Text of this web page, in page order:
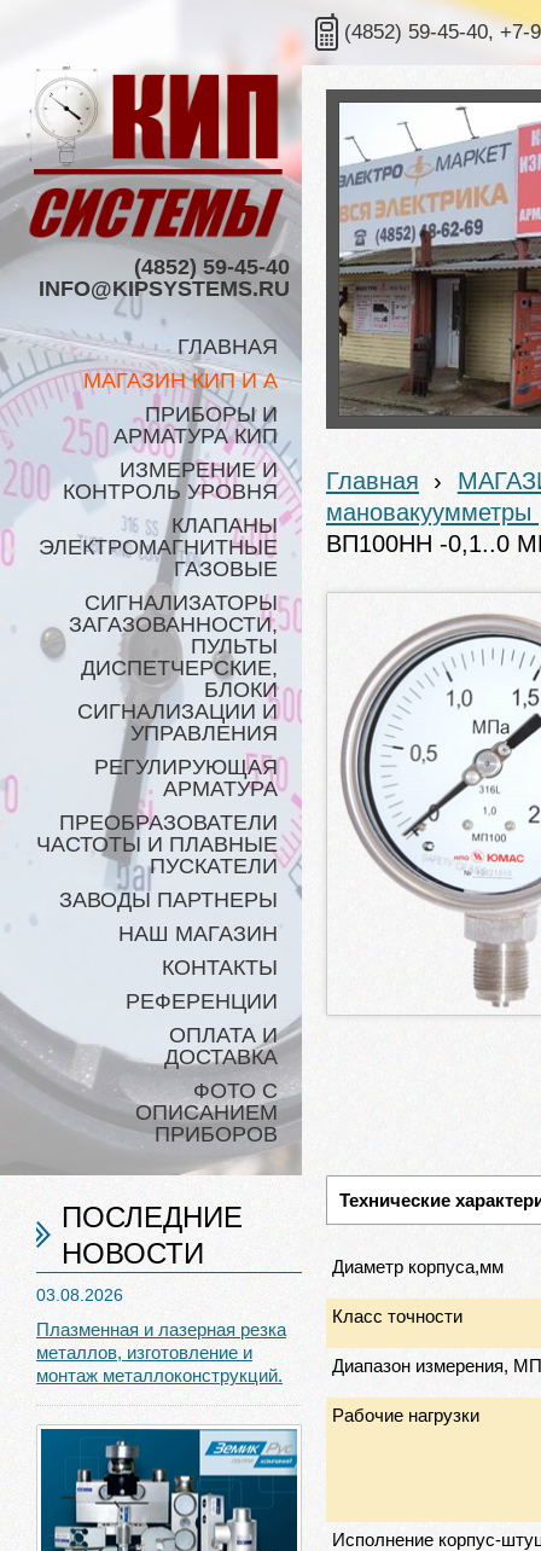
(4852) 59-45-40, +7-
(4852) 59-45-40
INFO@KIPSYSTEMS.RU
ГЛАВНАЯ
МАГАЗИН КИП И А
ПРИБОРЫ И
АРМАТУРА КИП
ИЗМЕРЕНИЕ И
КОНТРОЛЬ УРОВНЯ
КЛАПАНЫ
ЭЛЕКТРОМАГНИТНЫЕ
ГАЗОВЫЕ
СИГНАЛИЗАТОРЫ
ЗАГАЗОВАННОСТИ,
ПУЛЬТЫ
ДИСПЕТЧЕРСКИЕ,
БЛОКИ
СИГНАЛИЗАЦИИ И
УПРАВЛЕНИЯ
РЕГУЛИРУЮЩАЯ
АРМАТУРА
ПРЕОБРАЗОВАТЕЛИ
ЧАСТОТЫ И ПЛАВНЫЕ
ПУСКАТЕЛИ
ЗАВОДЫ ПАРТНЕРЫ
НАШ МАГАЗИН
КОНТАКТЫ
РЕФЕРЕНЦИИ
ОПЛАТА И
ДОСТАВКА
ФОТО С
ОПИСАНИЕМ
ПРИБОРОВ
ПОСЛЕДНИЕ
НОВОСТИ
03.08.2026
Плазменная и лазерная резка
металлов, изготовление и
монтаж металлоконструкций.
Главная ›
мановакуумметры
ВП100НН -0,1..0
Технические
Диаметр корпуса,мм
Класс точности
Диапазон измерения,
Рабочие нагрузки
Исполнение корпус-